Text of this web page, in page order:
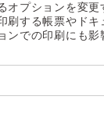
オプションを変更
刷する帳票やドキ
ンでの印刷にも影